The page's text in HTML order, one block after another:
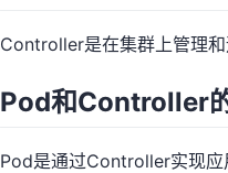
Controller是在集群上管理
Pod和Controller
Pod是通过Controller实现应